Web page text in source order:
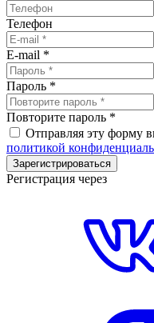
Телефон
E-mail *
Пароль *
Повторите пароль *
Отправляя эту форму
политикой
Зарегистрироваться
Регистрация через